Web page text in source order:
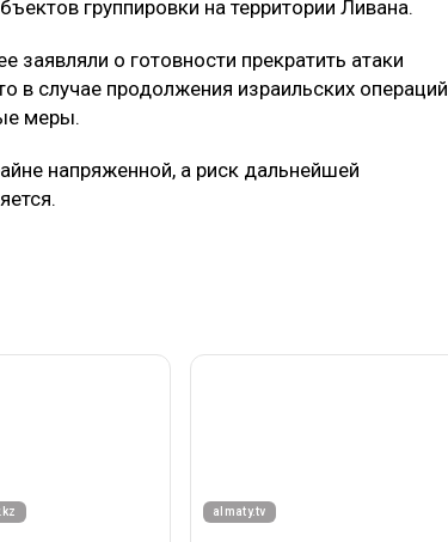
группировки на территории Ливана.
заявляли о готовности прекратить атаки
в случае продолжения израильских операций
меры.
напряженной, а риск дальнейшей